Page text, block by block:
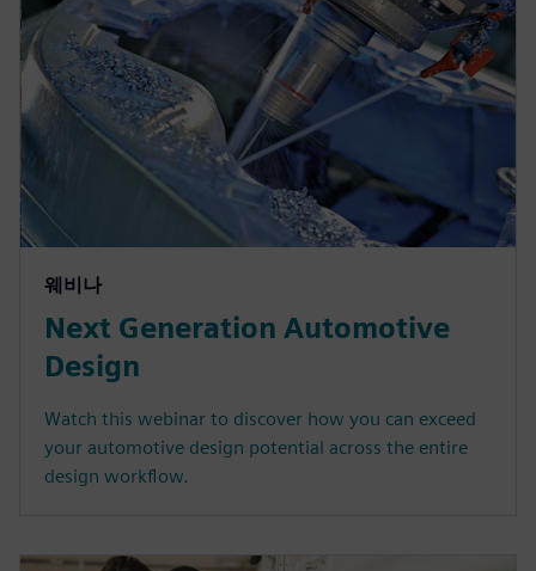
웨비나
Next Generation Automotive
Design
Watch this webinar to discover how you can exceed
your automotive design potential across the entire
design workflow.